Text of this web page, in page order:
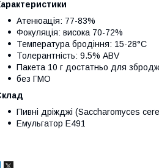
Атенюація: 77-83%
Фокуляція: висока 70-72%
Температура бродіння: 15-28°C
Толерантність: 9.5% ABV
Пакета 10 г достатньо для
без ГМО
Пивні дріжджі (Saccharomyces
Емульгатор E491